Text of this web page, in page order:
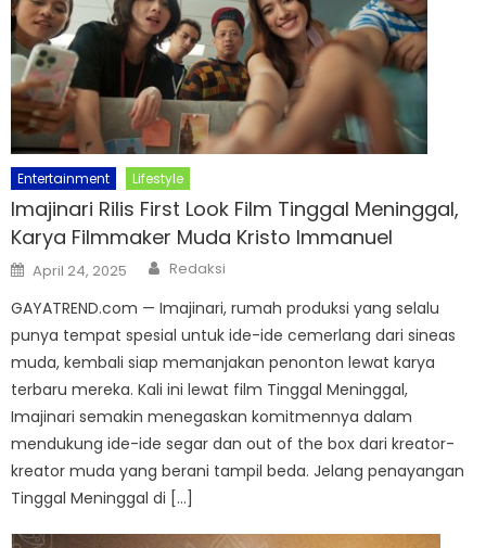
Entertainment Lifestyle
Imajinari Rilis First Look Film Tinggal Meninggal,
Karya Filmmaker Muda Kristo Immanuel
Posted
on
April 24, 2025 Author
Redaksi
GAYATREND.com — Imajinari, rumah produksi yang selalu
punya tempat spesial untuk ide-ide cemerlang dari sineas
muda, kembali siap memanjakan penonton lewat karya
terbaru mereka. Kali ini lewat film Tinggal Meninggal,
Imajinari semakin menegaskan komitmennya dalam
mendukung ide-ide segar dan out of the box dari kreator-
kreator muda yang berani tampil beda. Jelang penayangan
Tinggal Meninggal di […]